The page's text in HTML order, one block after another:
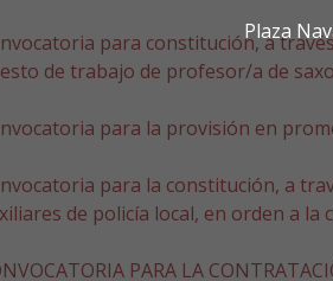
Plaza
para constitución, a
de trabajo de profesor/a de
para la provisión en
para la constitución, a
de policía local, en orden a
PARA LA